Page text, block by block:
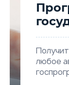
любое